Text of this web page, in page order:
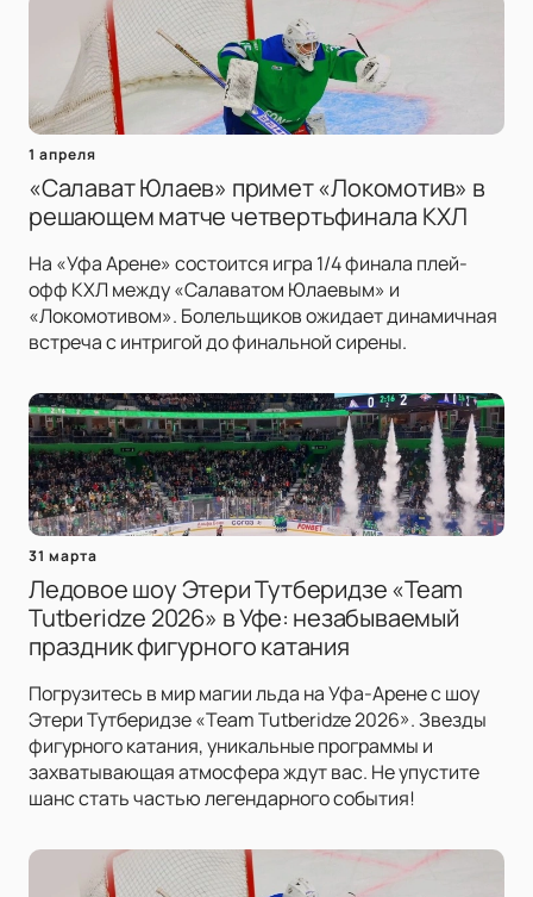
1 апреля
«Салават Юлаев» примет «Локомотив» в
решающем матче четвертьфинала КХЛ
На «Уфа Арене» состоится игра 1/4 финала плей-
офф КХЛ между «Салаватом Юлаевым» и
«Локомотивом». Болельщиков ожидает динамичная
встреча с интригой до финальной сирены.
31 марта
Ледовое шоу Этери Тутберидзе «Team
Tutberidze 2026» в Уфе: незабываемый
праздник фигурного катания
Погрузитесь в мир магии льда на Уфа-Арене с шоу
Этери Тутберидзе «Team Tutberidze 2026». Звезды
фигурного катания, уникальные программы и
захватывающая атмосфера ждут вас. Не упустите
шанс стать частью легендарного события!